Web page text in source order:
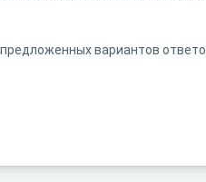
вариантов